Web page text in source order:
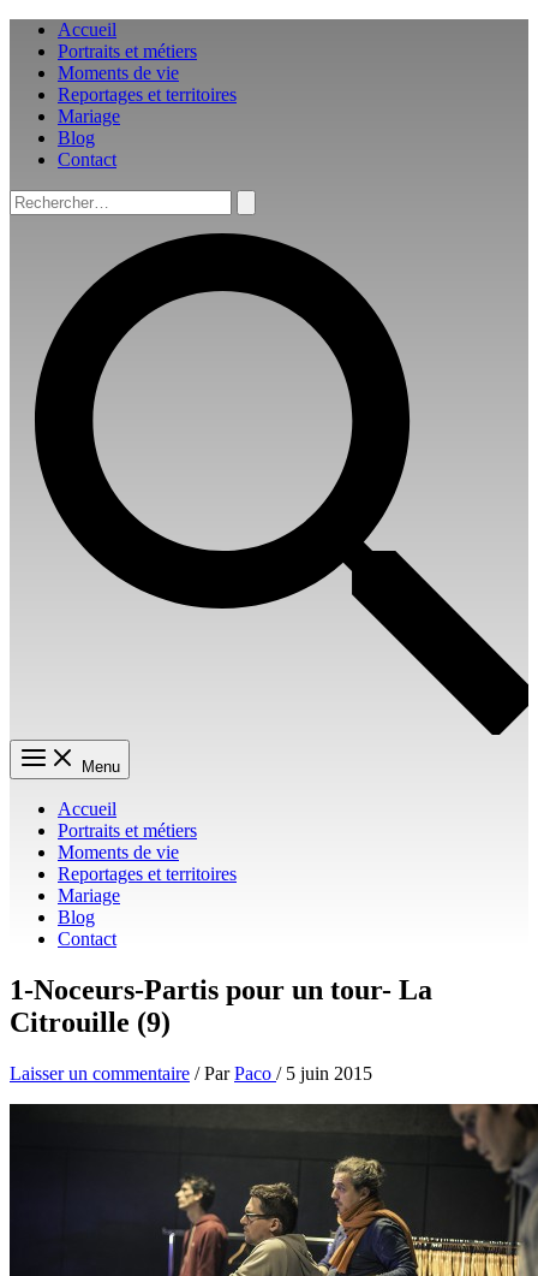
Aller
contenu
Accueil
Portraits et métiers
Moments de vie
Reportages et territoires
Mariage
Blog
Contact
Rechercher :
Menu
Accueil
Portraits et métiers
Moments de vie
Reportages et territoires
Mariage
Blog
Contact
1-Noceurs-Partis pour un tour- La
Citrouille (9)
Laisser un commentaire / ParPaco / 5 juin 2015